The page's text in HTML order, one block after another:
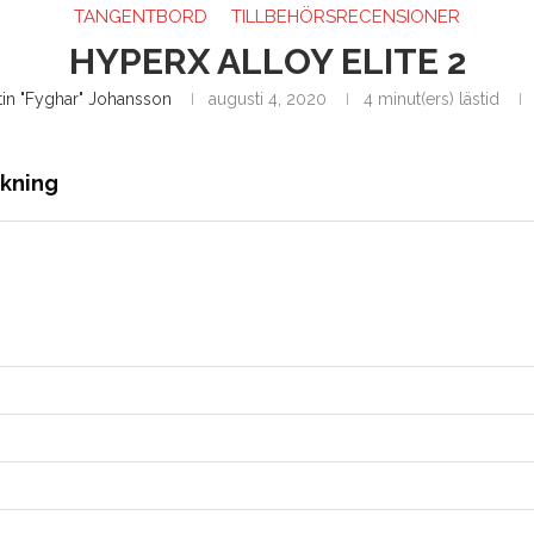
TANGENTBORD TILLBEHÖRSRECENSIONER
HYPERX ALLOY ELITE 2
"Fyghar" Johansson augusti 4, 2020 4 minut(ers) lästid